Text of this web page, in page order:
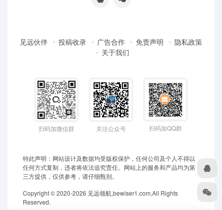
见远伙伴 投稿收录 广告合作 免责声明
隐私政策
关于我们
扫码加微信群 关注公众号 扫码加QQ群
特此声明：网站设计及数据均受版权保护，任何公司及个人不得以
任何方式复制，违者将依法追究责任。网站上的服务和产品均为第
三方提供，仅供参考，请仔细甄别。
Copyright © 2020-2026 见远领航,bewiser1.com,All Rights
Reserved.